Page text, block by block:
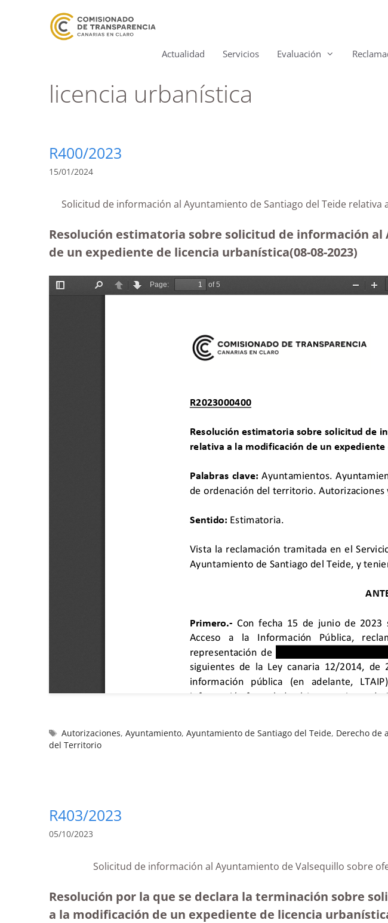
Actualidad Servicios Evaluación
licencia urbanística
R400/2023
15/01/2024
Solicitud de información al Ayuntamiento de Santiago del Teide
Resolución estimatoria sobre solicitud de información
de un expediente de licencia urbanística(08-08-2023)
Autorizaciones,Ayuntamiento,Ayuntamiento de Santiago del Teide, Derecho de
del Territorio
R403/2023
05/10/2023
Solicitud de información al Ayuntamiento de Valsequillo sobre
Resolución por la que se declara la terminación sobre
a la modificación de un expediente de licencia